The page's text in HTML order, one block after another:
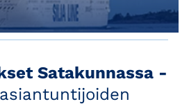
Satakunnassa -